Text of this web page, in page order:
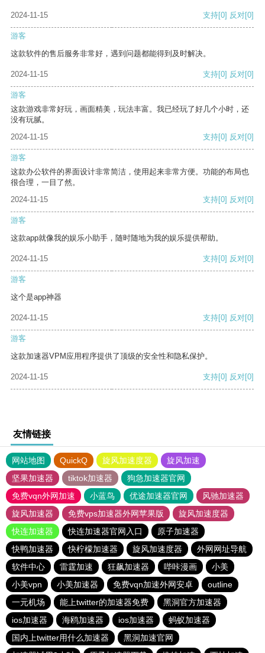
2024-11-15 支持[0] 反对[0]
游客
这款软件的售后服务非常好，遇到问题都能得到及时解决。
2024-11-15 支持[0] 反对[0]
游客
这款游戏非常好玩，画面精美，玩法丰富。我已经玩了好几个小时，还
没有玩腻。
2024-11-15
支持[0] 反对[0]
游客
这款办公软件的界面设计非常简洁，使用起来非常方便。功能的布局也
很合理，一目了然。
2024-11-15
支持[0] 反对[0]
游客
这款app就像我的娱乐小助手，随时随地为我的娱乐提供帮助。
2024-11-15 支持[0] 反对[0]
游客
这个是app神器
2024-11-15 支持[0] 反对[0]
游客
这款加速器VPM应用程序提供了顶级的安全性和隐私保护。
2024-11-15 支持[0] 反对[0]
友情链接
网站地图 QuickQ 旋风加速度器
旋风加速
坚果加速器
tiktok加速器
狗急加速器官网
免费vqn外网加速
小蓝鸟 优途加速器官网
风驰加速器
旋风加速器
免费vps加速器外网苹果版
旋风加速度器
快连加速器
快连加速器官网入口
原子加速器
快鸭加速器
快柠檬加速器 旋风加速度器
外网网址导航
软件中心
雷霆加速 狂飙加速器 哔咔漫画
小美
小美vpn
小美加速器 免费vqn加速外网安卓
outline
一元机场
能上twitter的加速器免费
黑洞官方加速器
ios加速器
海鸥加速器 ios加速器
蚂蚁加速器
国内上twitter用什么加速器
黑洞加速官网